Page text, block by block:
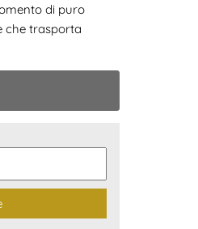
di puro
che trasporta